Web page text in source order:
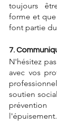
toujours
forme et
font partie
7.
N'hésitez
avec vos
soutien
l'épuisement.